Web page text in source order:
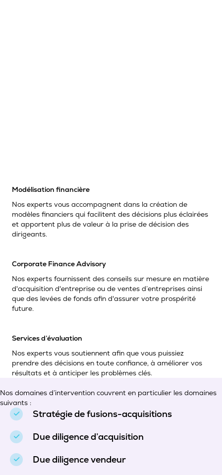
Modélisation financière
Nos experts vous accompagnent dans la création de
modèles financiers qui facilitent des décisions plus éclairées
et apportent plus de valeur à la prise de décision des
dirigeants.
Corporate Finance Advisory
Nos experts fournissent des conseils sur mesure en matière
d'acquisition d'entreprise ou de ventes d’entreprises ainsi
que des levées de fonds afin d'assurer votre prospérité
future.
Services d’évaluation
Nos experts vous soutiennent afin que vous puissiez
prendre des décisions en toute confiance, à améliorer vos
résultats et à anticiper les problèmes clés.
Nos domaines d’intervention couvrent en particulier les domaines
suivants :
Stratégie de fusions-acquisitions
Due diligence d’acquisition
Due diligence vendeur